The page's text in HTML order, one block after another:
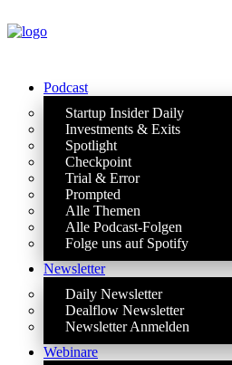
Podcast
Startup Insider Daily
Investments & Exits
Spotlight
Checkpoint
Trial & Error
Prompted
Alle Themen
Alle Podcast-Folgen
Folge uns auf Spotify
Newsletter
Daily Newsletter
Dealflow Newsletter
Newsletter Anmelden
Webinare